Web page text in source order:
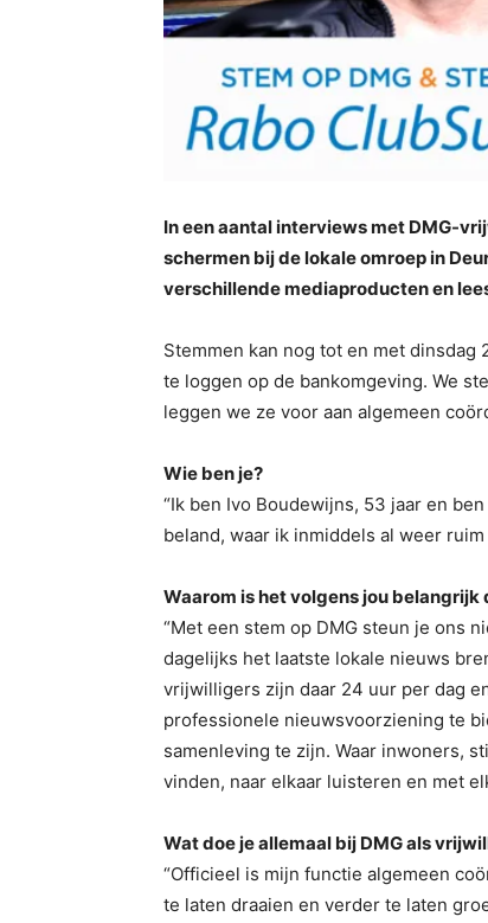
In een aantal interviews met DMG-
schermen bij de lokale omroep in
verschillende mediaproducten en
Stemmen kan nog tot en met dinsdag
te loggen op de bankomgeving. We
leggen we ze voor aan algemeen
Wie ben je?
“Ik ben Ivo Boudewijns, 53 jaar en
beland, waar ik inmiddels al weer
Waarom is het volgens jou belangrijk
“Met een stem op DMG steun je ons
dagelijks het laatste lokale nieuws
vrijwilligers zijn daar 24 uur per dag
professionele nieuwsvoorziening te
samenleving te zijn. Waar inwoners,
vinden, naar elkaar luisteren en met
Wat doe je allemaal bij DMG als
“Officieel is mijn functie algemeen
te laten draaien en verder te laten